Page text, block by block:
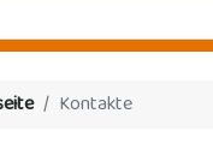
Kontakte